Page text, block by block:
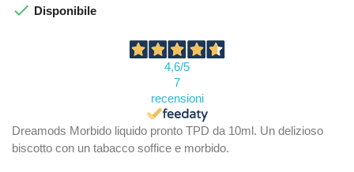
 Disponibile
4,6/5
7
recensioni
Dreamods Morbido liquido pronto TPD da 10ml. Un delizioso
biscotto con un tabacco soffice e morbido.